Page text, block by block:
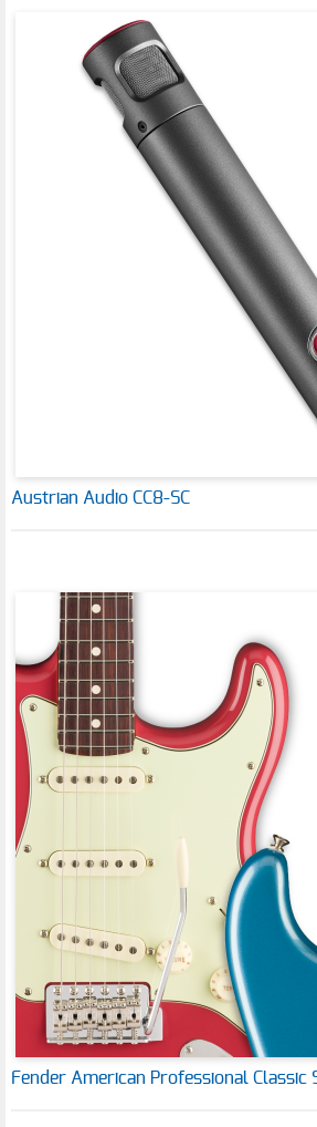
Austrian Audio CC8-SC
Fender American Professional Classic